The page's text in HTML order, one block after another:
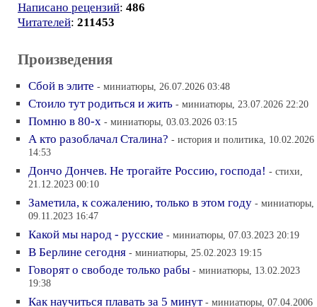
Написано рецензий: 486
Читателей: 211453
Произведения
Сбой в элите - миниатюры, 26.07.2026 03:48
Стоило тут родиться и жить - миниатюры, 23.07.2026 22:20
Помню в 80-х - миниатюры, 03.03.2026 03:15
А кто разоблачал Сталина? - история и политика, 10.02.2026
14:53
Дончо Дончев. Не трогайте Россию, господа! - стихи,
21.12.2023 00:10
Заметила, к сожалению, только в этом году - миниатюры,
09.11.2023 16:47
Какой мы народ - русские - миниатюры, 07.03.2023 20:19
В Берлине сегодня - миниатюры, 25.02.2023 19:15
Говорят о свободе только рабы - миниатюры, 13.02.2023
19:38
Как научиться плавать за 5 минут - миниатюры, 07.04.2006